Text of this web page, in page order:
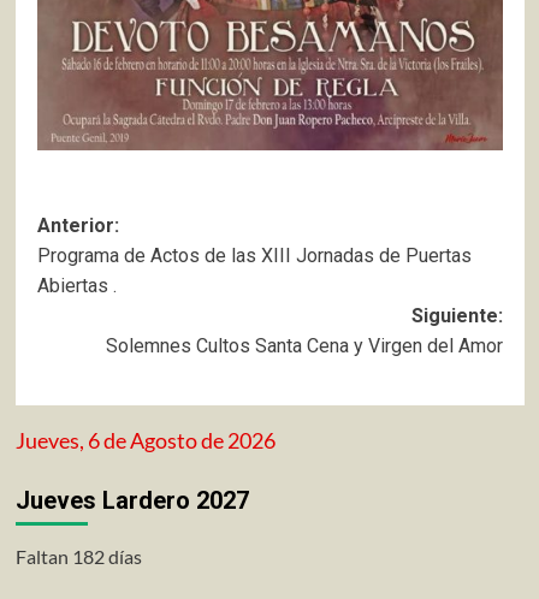
Navegación
de
Anterior:
Programa de Actos de las XIII Jornadas de Puertas
Abiertas .
Siguiente:
Solemnes Cultos Santa Cena y Virgen del Amor
Jueves, 6 de Agosto de 2026
Jueves Lardero 2027
Faltan 182 días